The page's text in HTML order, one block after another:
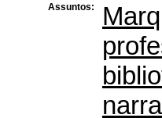
Assuntos: